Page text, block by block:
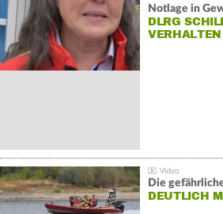
Notlage in
DLRG
VERHALTEN
Die
DEUTLICH